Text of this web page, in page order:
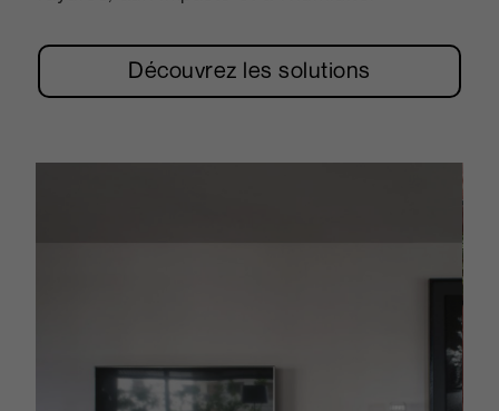
Découvrez les solutions